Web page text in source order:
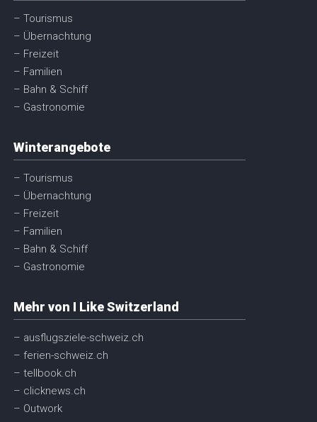
– Tourismus
– Übernachtung
– Freizeit
– Familien
– Bahn & Schiff
– Gastronomie
Winterangebote
– Tourismus
– Übernachtung
– Freizeit
– Familien
– Bahn & Schiff
– Gastronomie
Mehr von I Like Switzerland
– ausflugsziele-schweiz.ch
– ferien-schweiz.ch
– tellbook.ch
– clicknews.ch
– Outwork